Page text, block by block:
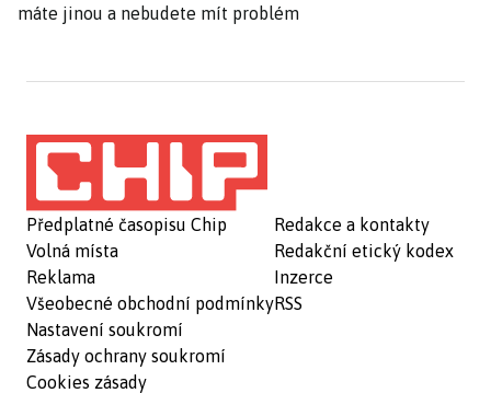
máte jinou a nebudete mít problém
Předplatné časopisu Chip
Volná místa
Reklama
Všeobecné obchodní podmínky
Nastavení soukromí
Zásady ochrany soukromí
Cookies zásady
Redakce a kontakty
Redakční etický kodex
Inzerce
RSS